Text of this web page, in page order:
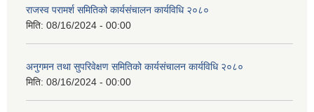
राजस्व परामर्श समितिको कार्यसंचालन कार्यविधि २०८०
मिति: 08/16/2024 - 00:00
अनुगमन तथा सुपरिवेक्षण समितिको कार्यसंचालन कार्यविधि २०८०
मिति: 08/16/2024 - 00:00